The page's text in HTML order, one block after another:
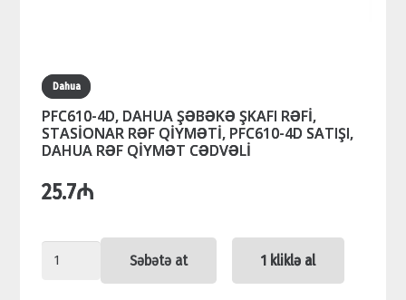
Dahua
PFC610-4D, DAHUA ŞƏBƏKƏ ŞKAFI RƏFİ,
STASİONAR RƏF QİYMƏTİ, PFC610-4D SATIŞI,
DAHUA RƏF QİYMƏT CƏDVƏLİ
25.7₼
PFC610-
Səbətə at 1 kliklə al